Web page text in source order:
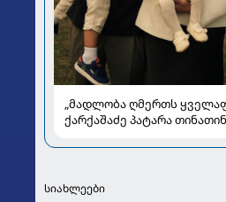
„მადლობა ღმერთს
ქარქაშაძე პატარა
სიახლეები